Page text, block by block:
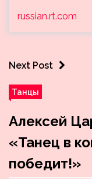
russian.rt.com
Next Post
Танцы
Алексей
«Танец в
победит!»